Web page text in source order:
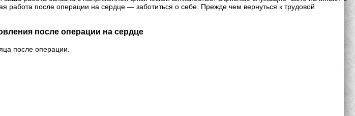
после операции на сердце — заботиться о себе. Прежде чем вернуться к трудовой
после операции на сердце
после операции.